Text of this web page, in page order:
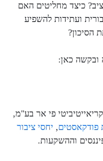
כיצד מחליטים האם
ועתידות להשפיע
הסיכון?
ובקשה כאן:
פי אר בע"מ,
פודקאסטים⁠⁠⁠, ⁠⁠⁠יחסי ציבור
וההשקעות.